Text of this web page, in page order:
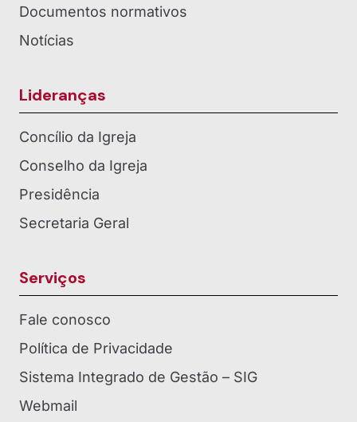
Documentos normativos
Notícias
Lideranças
Concílio da Igreja
Conselho da Igreja
Presidência
Secretaria Geral
Serviços
Fale conosco
Política de Privacidade
Sistema Integrado de Gestão – SIG
Webmail